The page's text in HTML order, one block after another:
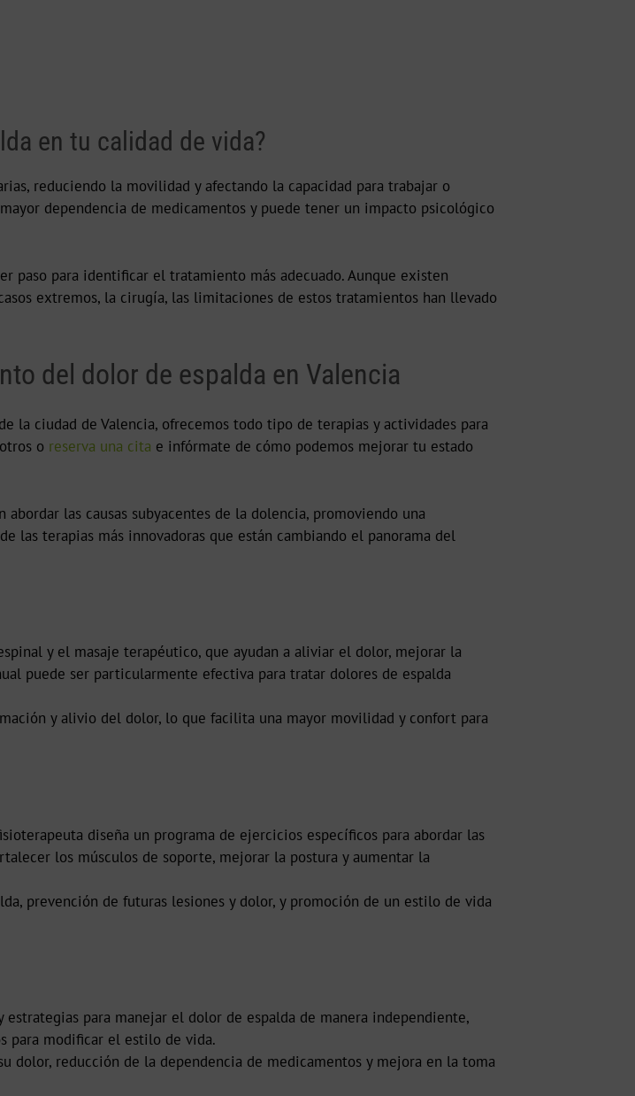
en tu calidad de vida?
reduciendo la movilidad y afectando la capacidad para trabajar o
dependencia de medicamentos y puede tener un impacto psicológico
paso para identificar el tratamiento más adecuado. Aunque existen
extremos, la cirugía, las limitaciones de estos tratamientos han llevado
del dolor de espalda en Valencia
la ciudad de Valencia, ofrecemos todo tipo de terapias y actividades para
o reserva una cita e infórmate de cómo podemos mejorar tu estado
las causas subyacentes de la dolencia, promoviendo una
las terapias más innovadoras que están cambiando el panorama del
y el masaje terapéutico, que ayudan a aliviar el dolor, mejorar la
puede ser particularmente efectiva para tratar dolores de espalda
y alivio del dolor, lo que facilita una mayor movilidad y confort para
diseña un programa de ejercicios específicos para abordar las
los músculos de soporte, mejorar la postura y aumentar la
prevención de futuras lesiones y dolor, y promoción de un estilo de vida
para manejar el dolor de espalda de manera independiente,
para modificar el estilo de vida.
dolor, reducción de la dependencia de medicamentos y mejora en la toma